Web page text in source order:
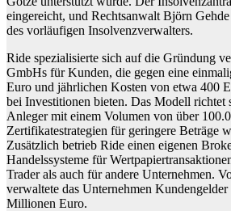
eingereicht, und Rechtsanwalt Björn
des vorläufigen Insolvenzverwalters.
Ride spezialisierte sich auf die Gründung
GmbHs für Kunden, die gegen eine
Euro und jährlichen Kosten von etwa 400
bei Investitionen bieten. Das Modell richtet
Anleger mit einem Volumen von über
Zertifikatestrategien für geringere Beträge
Zusätzlich betrieb Ride einen eigenen
Handelssysteme für
Trader als auch für andere Unternehmen.
verwaltete das Unternehmen
Millionen Euro.